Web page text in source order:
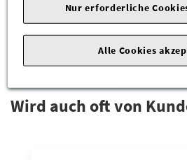
Das könnte Sie
Wird auch oft von
Nur erforderliche
Alle Cookies